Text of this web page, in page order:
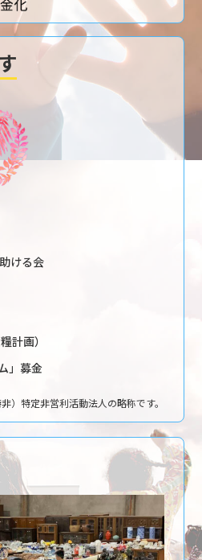
ける会
計画）
」募金
）特定非営利活動法人の略称です。